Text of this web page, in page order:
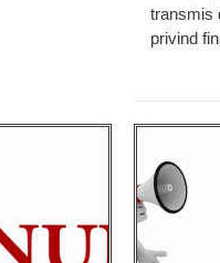
transmis
privind